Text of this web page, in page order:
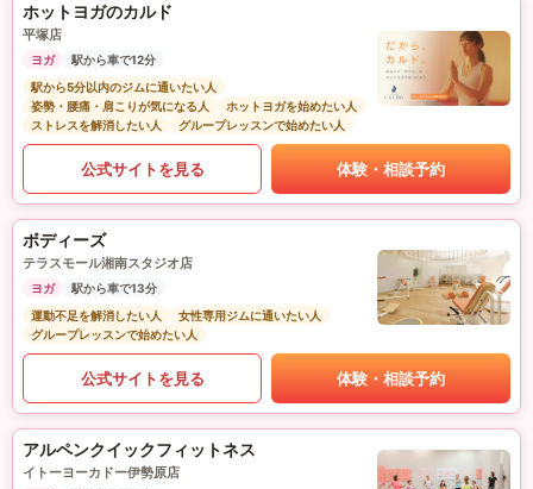
ホットヨガのカルド
平塚店
ヨガ
駅から車で12分
駅から5分以内のジムに通いたい人
姿勢・腰痛・肩こりが気になる人
ホットヨガを始めたい人
ストレスを解消したい人
グループレッスンで始めたい人
公式サイトを見る 体験・相談予約
ボディーズ
テラスモール湘南スタジオ店
ヨガ
駅から車で13分
運動不足を解消したい人
女性専用ジムに通いたい人
グループレッスンで始めたい人
公式サイトを見る 体験・相談予約
アルペンクイックフィットネス
イトーヨーカドー伊勢原店